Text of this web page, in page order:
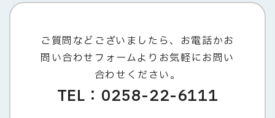
ご質問などございましたら、お電話かお
問い合わせフォームよりお気軽にお問い
合わせください。
TEL：0258-22-6111